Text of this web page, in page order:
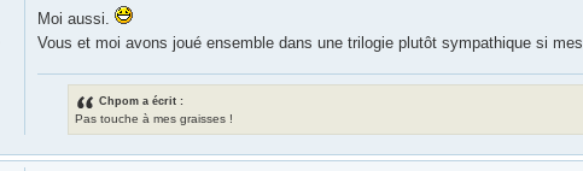
Moi aussi.
Vous et moi avons joué ensemble dans une trilogie plutôt sympathique si
Chpom a écrit :
Pas touche à mes graisses !